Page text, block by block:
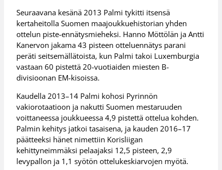
Seuraavana kesänä 2013 Palmi tykitti itsensä
kertaheitolla Suomen maajoukkuehistorian yhden
ottelun piste-ennätysmieheksi. Hanno Möttölän ja Antti
Kanervon jakama 43 pisteen otteluennätys parani
peräti seitsemällätoista, kun Palmi takoi Luxemburgia
vastaan 60 pistettä 20-vuotiaiden miesten B-
divisioonan EM-kisoissa.
Kaudella 2013–14 Palmi kohosi Pyrinnön
vakiorotaatioon ja nakutti Suomen mestaruuden
voittaneessa joukkueessa 4,9 pistettä ottelua kohden.
Palmin kehitys jatkoi tasaisena, ja kauden 2016–17
päätteeksi hänet nimettiin Korisliigan
kehittyneimmäksi pelaajaksi 12,5 pisteen, 2,9
levypallon ja 1,1 syötön ottelukeskiarvojen myötä.